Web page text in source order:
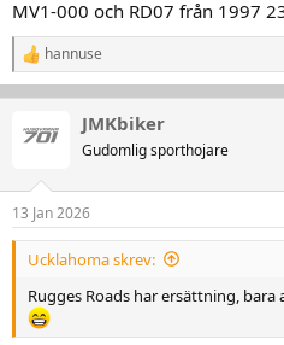
MV1-000 och RD07 från 1997
R
e
a
t
n
e
r
hannuse
JMKbiker
Gudomlig sporthojare
13 Jan 2026
Ucklahoma skrev:
Rugges Roads har ersättning, bara